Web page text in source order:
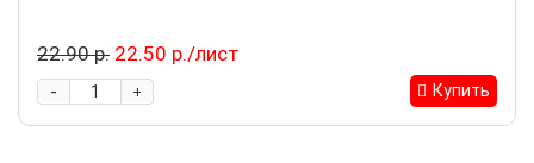
22.90 р. 22.50 р./лист
+
- Купить